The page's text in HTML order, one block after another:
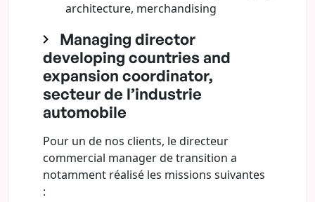
architecture, merchandising
Managing director
developing countries and
expansion coordinator,
secteur de l’industrie
automobile
Pour un de nos clients, le directeur
commercial manager de transition a
notamment réalisé les missions suivantes
: